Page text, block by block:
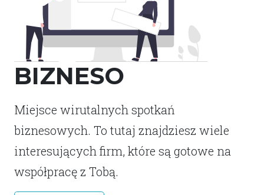
BIZNESO
Miejsce wirutalnych spotkań
biznesowych. To tutaj znajdziesz wiele
interesujących firm, które są gotowe na
współpracę z Tobą.